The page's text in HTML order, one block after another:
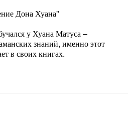
Дона Хуана"
у Хуана Матуса –
знаний, именно этот
в своих книгах.